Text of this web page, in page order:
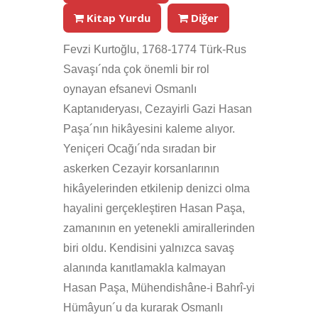
Kitap Yurdu Diğer
Fevzi Kurtoğlu, 1768-1774 Türk-Rus
Savaşı´nda çok önemli bir rol
oynayan efsanevi Osmanlı
Kaptanıderyası, Cezayirli Gazi Hasan
Paşa´nın hikâyesini kaleme alıyor.
Yeniçeri Ocağı´nda sıradan bir
askerken Cezayir korsanlarının
hikâyelerinden etkilenip denizci olma
hayalini gerçekleştiren Hasan Paşa,
zamanının en yetenekli amirallerinden
biri oldu. Kendisini yalnızca savaş
alanında kanıtlamakla kalmayan
Hasan Paşa, Mühendishâne-i Bahrî-yi
Hümâyun´u da kurarak Osmanlı